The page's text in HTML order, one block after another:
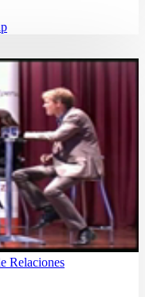
Relaciones